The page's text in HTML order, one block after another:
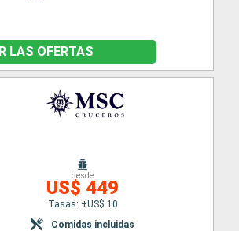
LAS OFERTAS
desde
US$ 449
Tasas: +US$ 10
Comidas incluidas